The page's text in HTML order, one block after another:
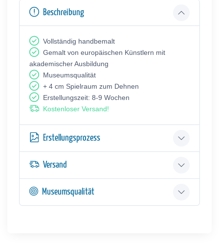
Beschreibung
Vollständig handbemalt
Gemalt von europäischen Künstlern mit
akademischer Ausbildung
Museumsqualität
+ 4 cm Spielraum zum Dehnen
Erstellungszeit: 8-9 Wochen
Kostenloser Versand!
Erstellungsprozess
Versand
Museumsqualität